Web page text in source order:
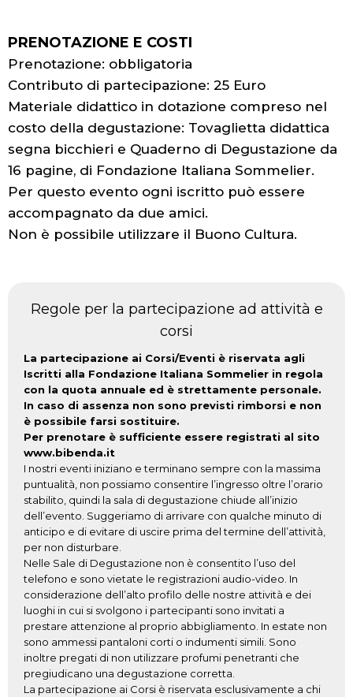
PRENOTAZIONE E COSTI
Prenotazione: obbligatoria
Contributo di partecipazione: 25 Euro
Materiale didattico in dotazione compreso nel
costo della degustazione: Tovaglietta didattica
segna bicchieri e Quaderno di Degustazione da
16 pagine, di Fondazione Italiana Sommelier.
Per questo evento ogni iscritto può essere
accompagnato da due amici.
Non è possibile utilizzare il Buono Cultura.
Regole per la partecipazione ad attività e
corsi
La partecipazione ai Corsi/Eventi è riservata agli
Iscritti alla Fondazione Italiana Sommelier in regola
con la quota annuale ed è strettamente personale.
In caso di assenza non sono previsti rimborsi e non
è possibile farsi sostituire.
Per prenotare è sufficiente essere registrati al sito
www.bibenda.it
I nostri eventi iniziano e terminano sempre con la massima
puntualità, non possiamo consentire l’ingresso oltre l’orario
stabilito, quindi la sala di degustazione chiude all’inizio
dell’evento. Suggeriamo di arrivare con qualche minuto di
anticipo e di evitare di uscire prima del termine dell’attività,
per non disturbare.
Nelle Sale di Degustazione non è consentito l’uso del
telefono e sono vietate le registrazioni audio-video. In
considerazione dell’alto profilo delle nostre attività e dei
luoghi in cui si svolgono i partecipanti sono invitati a
prestare attenzione al proprio abbigliamento. In estate non
sono ammessi pantaloni corti o indumenti simili. Sono
inoltre pregati di non utilizzare profumi penetranti che
pregiudicano una degustazione corretta.
La partecipazione ai Corsi è riservata esclusivamente a chi